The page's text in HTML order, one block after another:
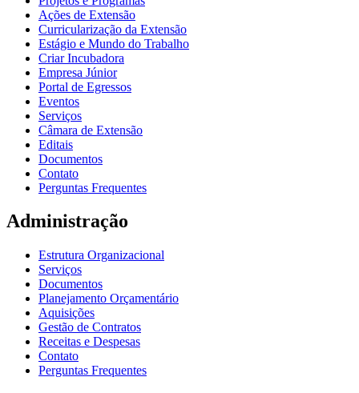
Ações de Extensão
Curricularização da Extensão
Estágio e Mundo do Trabalho
Criar Incubadora
Empresa Júnior
Portal de Egressos
Eventos
Serviços
Câmara de Extensão
Editais
Documentos
Contato
Perguntas Frequentes
Administração
Estrutura Organizacional
Serviços
Documentos
Planejamento Orçamentário
Aquisições
Gestão de Contratos
Receitas e Despesas
Contato
Perguntas Frequentes